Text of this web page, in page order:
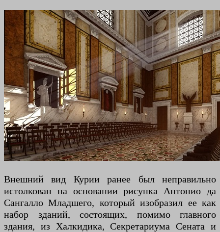
Внешний вид Курии ранее был неправильно
истолкован на основании рисунка Антонио да
Сангалло Младшего, который изобразил ее как
набор зданий, состоящих, помимо главного
здания, из Халкидика, Секретариума Сената и